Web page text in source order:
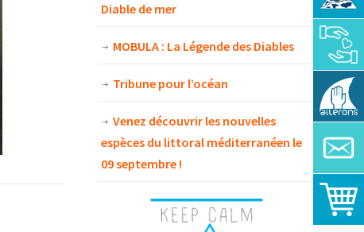
Diable de mer
MOBULA : La Légende des Diables
Tribune pour l’océan
Venez découvrir les nouvelles
espèces du littoral méditerranéen le
09 septembre !